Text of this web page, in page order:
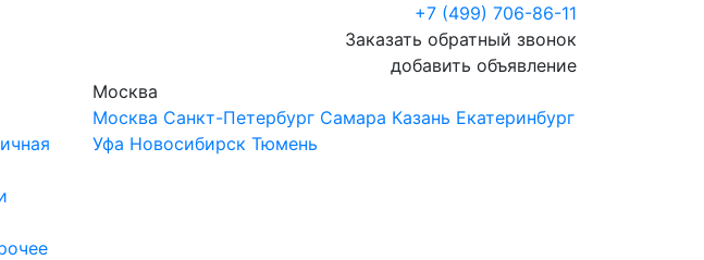
+7 (499) 706-86-11
Заказать обратный звонок
добавить объявление
Москва
Москва Санкт-Петербург Самара Казань Екатеринбург
Уфа Новосибирск Тюмень